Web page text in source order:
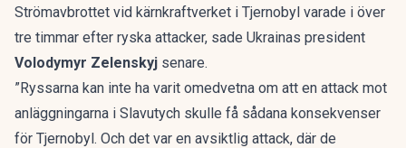
Strömavbrottet vid kärnkraftverket i Tjernobyl varade i över
tre timmar efter ryska attacker, sade Ukrainas president
Volodymyr Zelenskyj senare.
”Ryssarna kan inte ha varit omedvetna om att en attack mot
anläggningarna i Slavutych skulle få sådana konsekvenser
för Tjernobyl. Och det var en avsiktlig attack, där de